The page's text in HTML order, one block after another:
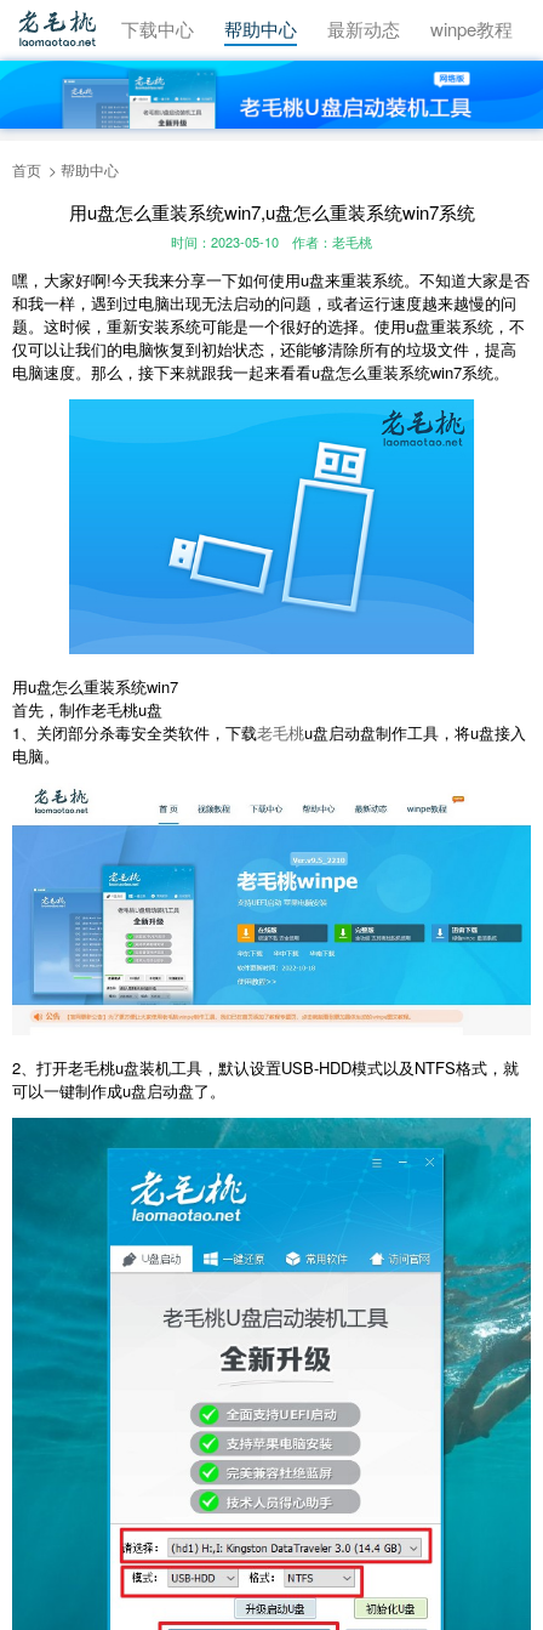
视频教程 下载中心 帮助中心 最新动态 winpe教程
首页 帮助中心
用u盘怎么重装系统win7,u盘怎么重装系统win7系统
时间：2023-05-10 作者：老毛桃
嘿，大家好啊!今天我来分享一下如何使用u盘来重装系统。不知道大家是否
和我一样，遇到过电脑出现无法启动的问题，或者运行速度越来越慢的问
题。这时候，重新安装系统可能是一个很好的选择。使用u盘重装系统，不
仅可以让我们的电脑恢复到初始状态，还能够清除所有的垃圾文件，提高
电脑速度。那么，接下来就跟我一起来看看u盘怎么重装系统win7系统。
用u盘怎么重装系统win7
首先，制作老毛桃u盘
1、关闭部分杀毒安全类软件，下载老毛桃u盘启动盘制作工具，将u盘接入
电脑。
2、打开老毛桃u盘装机工具，默认设置USB-HDD模式以及NTFS格式，就
可以一键制作成u盘启动盘了。